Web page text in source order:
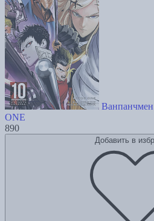
ONE
890
Добавить в